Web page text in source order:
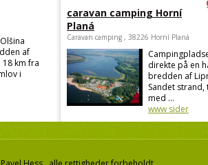
af
km fra
i
caravan camping Horní
Planá
Caravan camping , 38226 Horní Planá
direkte på en
bredden af
Sandet
med ...
www sider